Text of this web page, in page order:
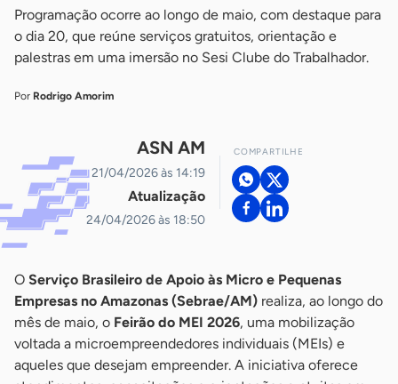
Programação ocorre ao longo de maio, com destaque para
o dia 20, que reúne serviços gratuitos, orientação e
palestras em uma imersão no Sesi Clube do Trabalhador.
Por Rodrigo Amorim
ASN AM
21/04/2026 às 14:19
Atualização
24/04/2026 às 18:50
COMPARTILHE
O Serviço Brasileiro de Apoio às Micro e Pequenas
Empresas no Amazonas (Sebrae/AM) realiza, ao longo do
mês de maio, o Feirão do MEI 2026, uma mobilização
voltada a microempreendedores individuais (MEIs) e
aqueles que desejam empreender. A iniciativa oferece